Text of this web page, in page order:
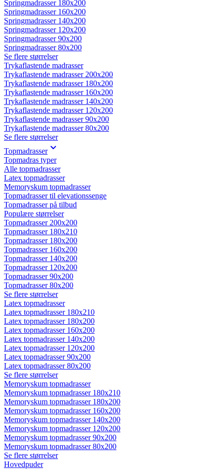
Springmadrasser 180x200
Springmadrasser 160x200
Springmadrasser 140x200
Springmadrasser 120x200
Springmadrasser 90x200
Springmadrasser 80x200
Se flere størrelser
Trykaflastende madrasser
Trykaflastende madrasser 200x200
Trykaflastende madrasser 180x200
Trykaflastende madrasser 160x200
Trykaflastende madrasser 140x200
Trykaflastende madrasser 120x200
Trykaflastende madrasser 90x200
Trykaflastende madrasser 80x200
Se flere størrelser
Topmadrasser
Topmadras typer
Alle topmadrasser
Latex topmadrasser
Memoryskum topmadrasser
Topmadrasser til elevationssenge
Topmadrasser på tilbud
Populære størrelser
Topmadrasser 200x200
Topmadrasser 180x210
Topmadrasser 180x200
Topmadrasser 160x200
Topmadrasser 140x200
Topmadrasser 120x200
Topmadrasser 90x200
Topmadrasser 80x200
Se flere størrelser
Latex topmadrasser
Latex topmadrasser 180x210
Latex topmadrasser 180x200
Latex topmadrasser 160x200
Latex topmadrasser 140x200
Latex topmadrasser 120x200
Latex topmadrasser 90x200
Latex topmadrasser 80x200
Se flere størrelser
Memoryskum topmadrasser
Memoryskum topmadrasser 180x210
Memoryskum topmadrasser 180x200
Memoryskum topmadrasser 160x200
Memoryskum topmadrasser 140x200
Memoryskum topmadrasser 120x200
Memoryskum topmadrasser 90x200
Memoryskum topmadrasser 80x200
Se flere størrelser
Hovedpuder